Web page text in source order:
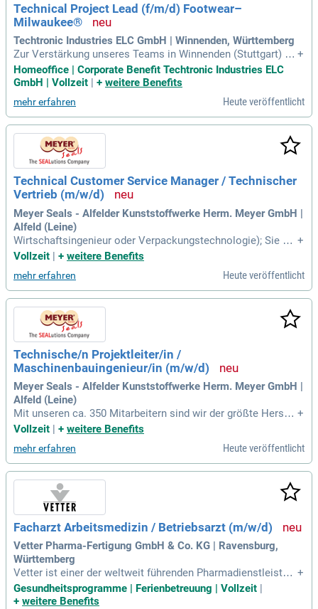
Technical Project Lead (f/m/d) Footwear–
Milwaukee®
Techtronic Industries ELC GmbH | Winnenden, Württemberg
Zur Verstärkung unseres Teams in Winnenden (Stuttgart) su
chen wir dringend einen Technical Project Lead (m/w/d) für
Milwaukee® Footwear. In dieser Position leiten Sie NPD-Pr
e Umsetzung in Design und Entwicklung. Sie sind verantwor
tlich für die fristgerechte und budgetgerechte Fertigstellung
von Ingenieurprojekten und führen Risikomanagement- und
Trade-off-Diskussionen mit interdisziplinären Teams. Ihre A
ufgabe beinhaltet auch die Gestaltung der Projekte gemäß
marktgerechter Design-Leitlinien, um Kosten und Herstellun
gsanforderungen zu erfüllen. Zudem analysieren und bewert
en Sie Designalternativen, um die Spezifikationsziele zu erre
ichen. Bewerben Sie sich jetzt und gestalten Sie die Zukunft
der Schuhentwicklung aktiv mit!
+
Homeoffice | Corporate Benefit Techtronic Industries ELC
GmbH | Vollzeit
+ weitere Benefits
mehr erfahren Heute veröffentlicht
Technical Customer Service Manager / Technischer
Vertrieb (m/w/d)
Meyer Seals - Alfelder Kunststoffwerke Herm. Meyer GmbH |
Alfeld (Leine)
Wirtschaftsingenieur oder Verpackungstechnologie); Sie ge
hen auf Menschen zu, sind entscheidungsfreudig und besitz
was bewegen und sind offen für internationale Reisetätigkei
ten zur technischen Kundenbetreuung
+
Vollzeit | + weitere Benefits
mehr erfahren Heute veröffentlicht
Technische/n Projektleiter/in /
Maschinenbauingenieur/in (m/w/d)
Meyer Seals - Alfelder Kunststoffwerke Herm. Meyer GmbH |
Alfeld (Leine)
Mit unseren ca. 350 Mitarbeitern sind wir der größte Herstel
ler von Dichtungseinlagen für Kunststoff- und Aluminiumver
ltige Verpackungslösungen für die Versiegelung von Lebens
mitteln, Getränken,
+
Vollzeit | + weitere Benefits
mehr erfahren Heute veröffentlicht
Facharzt Arbeitsmedizin / Betriebsarzt (m/w/d)
Vetter Pharma-Fertigung GmbH & Co. KG | Ravensburg,
Württemberg
Vetter ist einer der weltweit führenden Pharmadienstleister
für die keimfreie Abfüllung und Verpackung von Spritzen un
d anderen Injektionssystemen – unter anderem zur Behandl
+
Gesundheitsprogramme | Ferienbetreuung | Vollzeit
+ weitere Benefits